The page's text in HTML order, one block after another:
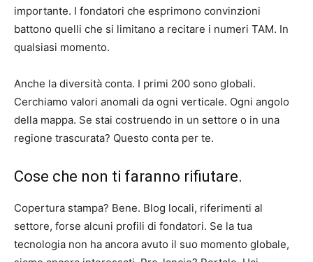
importante. I fondatori che esprimono convinzioni
battono quelli che si limitano a recitare i numeri TAM. In
qualsiasi momento.
Anche la diversità conta. I primi 200 sono globali.
Cerchiamo valori anomali da ogni verticale. Ogni angolo
della mappa. Se stai costruendo in un settore o in una
regione trascurata? Questo conta per te.
Cose che non ti faranno rifiutare.
Copertura stampa? Bene. Blog locali, riferimenti al
settore, forse alcuni profili di fondatori. Se la tua
tecnologia non ha ancora avuto il suo momento globale,